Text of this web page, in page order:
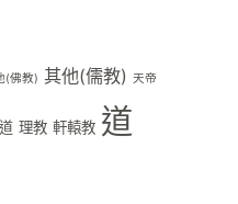
(佛教) 其他(儒教) 天帝
理教 軒轅教 道